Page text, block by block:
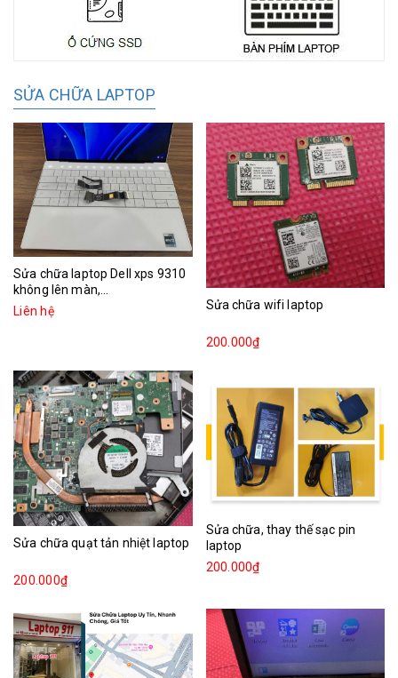
SỬA CHỮA LAPTOP
Sửa chữa laptop Dell xps 9310
không lên màn,...
Liên hệ
Sửa chữa wifi laptop
200.000₫
Sửa chữa quạt tản nhiệt laptop
200.000₫
Sửa chữa, thay thế sạc pin
laptop
200.000₫